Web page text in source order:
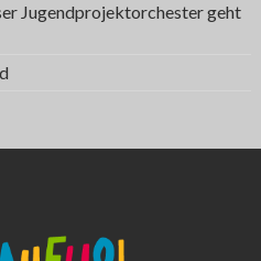
Jugendprojektorchester geht